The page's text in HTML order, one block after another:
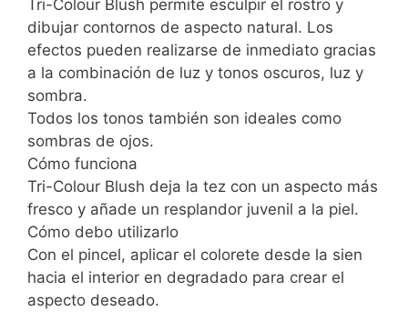
Tri-Colour Blush permite esculpir el rostro y
dibujar contornos de aspecto natural. Los
efectos pueden realizarse de inmediato gracias
a la combinación de luz y tonos oscuros, luz y
sombra.
Todos los tonos también son ideales como
sombras de ojos.
Cómo funciona
Tri-Colour Blush deja la tez con un aspecto más
fresco y añade un resplandor juvenil a la piel.
Cómo debo utilizarlo
Con el pincel, aplicar el colorete desde la sien
hacia el interior en degradado para crear el
aspecto deseado.